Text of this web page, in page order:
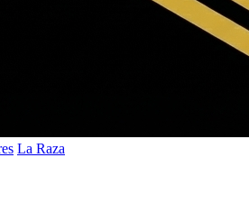
La Raza